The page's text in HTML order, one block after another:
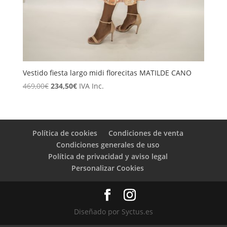
Vestido fiesta largo midi florecitas MATILDE CANO
469,00€ El
era:
469,00€.
234,50€El
es:
234,50€.
IVA Inc.
Política de cookies
Condiciones de venta
Condiciones generales de uso
Política de privacidad y aviso legal
Personalizar Cookies
Diseñado por Syctus.es